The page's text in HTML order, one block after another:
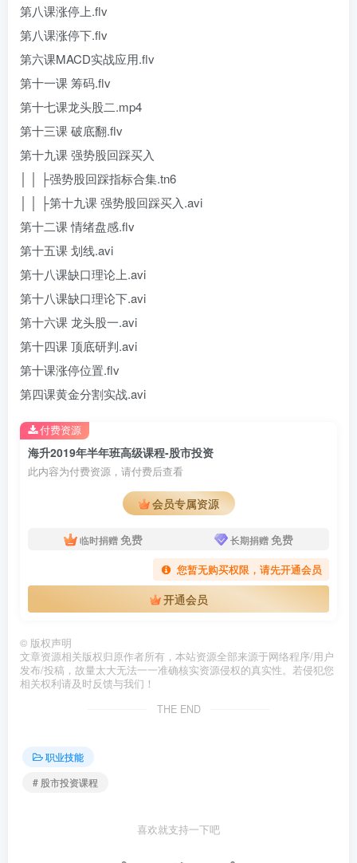
第八课涨停上.flv
第八课涨停下.flv
第六课MACD实战应用.flv
第十一课 筹码.flv
第十七课龙头股二.mp4
第十三课 破底翻.flv
第十九课 强势股回踩买入
│ │ ├强势股回踩指标合集.tn6
│ │ ├第十九课 强势股回踩买入.avi
第十二课 情绪盘感.flv
第十五课 划线.avi
第十八课缺口理论上.avi
第十八课缺口理论下.avi
第十六课 龙头股一.avi
第十四课 顶底研判.avi
第十课涨停位置.flv
第四课黄金分割实战.avi
海升2019年半年班高级课程-股市投资
此内容为付费资源，请付费后查看
会员专属资源
临时捐赠免费 长期捐赠免费
您暂无购买权限，请先开通会员
开通会员
付费资源
© 版权声明
文章资源相关版权归原作者所有，本站资源全部来源于网络程序/用户
发布/投稿，故量太大无法一一准确核实资源侵权的真实性。若侵犯您
相关权利请及时反馈与我们！
THE END
职业技能
# 股市投资课程
喜欢就支持一下吧